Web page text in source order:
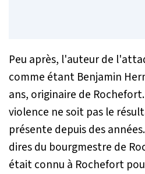
Peu après, l'auteur de
comme étant Benjamin
ans, originaire de
violence ne soit pas le
présente depuis des
dires du bourgmestre de
était connu à Rochefort